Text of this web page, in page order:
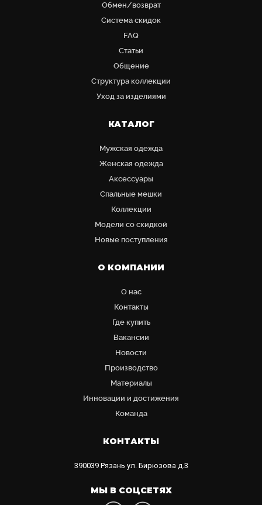
Обмен/возврат
Система скидок
FAQ
Статьи
Общение
Структура коллекции
Уход за изделиями
КАТАЛОГ
Мужская одежда
Женская одежда
Аксессуары
Cпальные мешки
Коллекции
Модели со скидкой
Новые поступления
О КОМПАНИИ
О нас
Контакты
Где купить
Вакансии
Новости
Производство
Материалы
Инновации и достижения
Команда
КОНТАКТЫ
390039 Рязань ул. Бирюзова д.3
МЫ В СОЦСЕТЯХ